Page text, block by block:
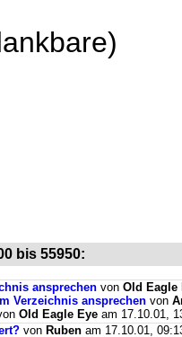
bis 55950:
ansprechen von Old Eagle
Verzeichnis ansprechen von
Old Eagle Eye am 17.10.01,
von Ruben am 17.10.01,